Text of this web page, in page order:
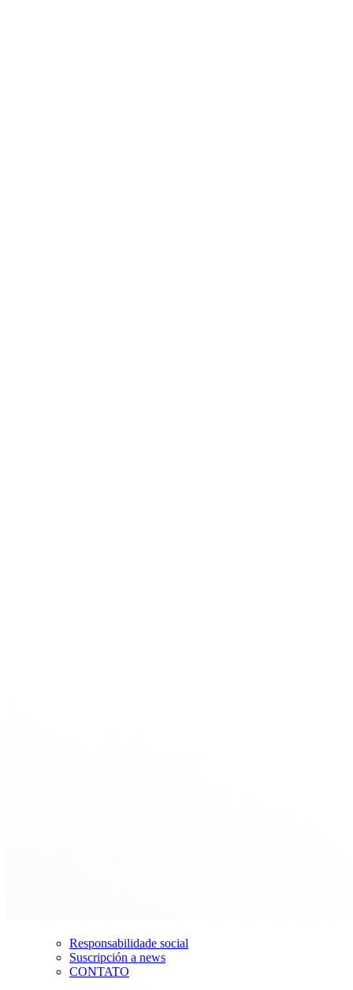
Responsabilidade social
Suscripción a news
CONTATO